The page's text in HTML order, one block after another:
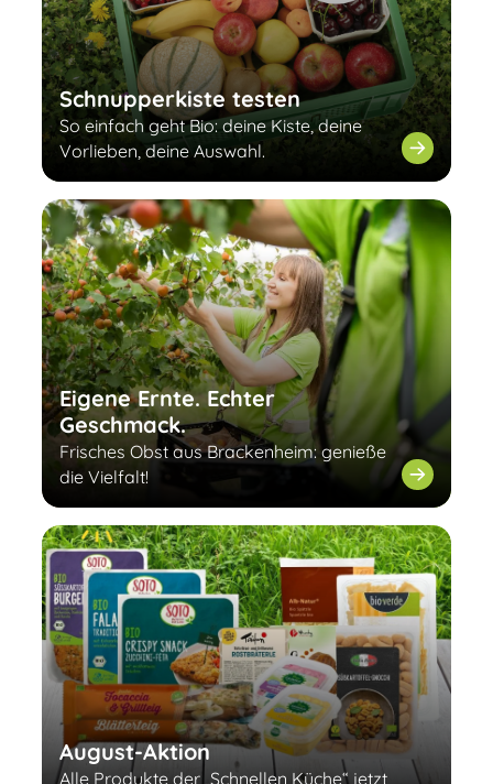
Schnupperkiste testen
So einfach geht Bio: deine Kiste, deine
Vorlieben, deine Auswahl.
Eigene Ernte. Echter
Geschmack.
Frisches Obst aus Brackenheim: genieße
die Vielfalt!
August-Aktion
Alle Produkte der „Schnellen Küche“ jetzt